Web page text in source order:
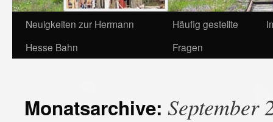
Neuigkeiten zur Hermann
Hesse Bahn
Häufig gestellte
Fragen
Monatsarchive: September